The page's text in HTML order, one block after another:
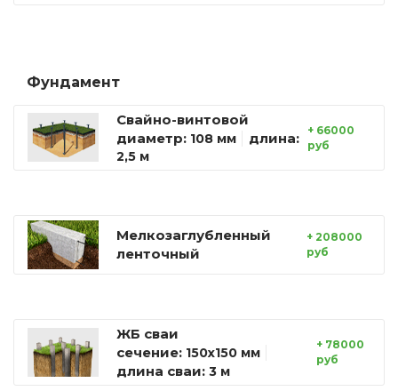
Фундамент
Свайно-винтовой
диаметр: 108 мм длина:
2,5 м
+ 66000
руб
Мелкозаглубленный
ленточный
+ 208000
руб
ЖБ сваи
сечение: 150х150 мм
длина сваи: 3 м
+ 78000
руб